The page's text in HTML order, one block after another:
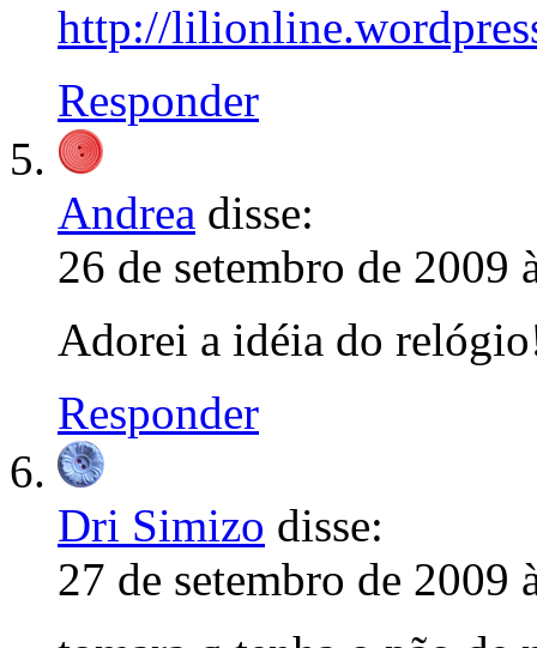
http://
Responder
Andrea disse:
26 de setembro de 2009
Adorei a idéia do
Responder
Dri Simizo disse:
27 de setembro de 2009